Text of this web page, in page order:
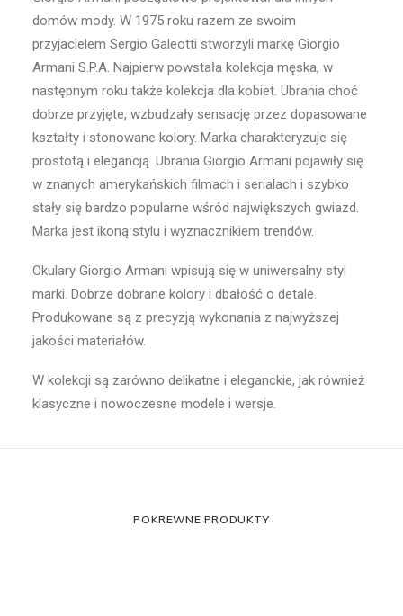
domów mody. W 1975 roku razem ze swoim
przyjacielem Sergio Galeotti stworzyli markę Giorgio
Armani S.P.A. Najpierw powstała kolekcja męska, w
następnym roku także kolekcja dla kobiet. Ubrania choć
dobrze przyjęte, wzbudzały sensację przez dopasowane
kształty i stonowane kolory. Marka charakteryzuje się
prostotą i elegancją. Ubrania Giorgio Armani pojawiły się
w znanych amerykańskich filmach i serialach i szybko
stały się bardzo popularne wśród największych gwiazd.
Marka jest ikoną stylu i wyznacznikiem trendów.
Okulary Giorgio Armani wpisują się w uniwersalny styl
marki. Dobrze dobrane kolory i dbałość o detale.
Produkowane są z precyzją wykonania z najwyższej
jakości materiałów.
W kolekcji są zarówno delikatne i eleganckie, jak również
klasyczne i nowoczesne modele i wersje.
POKREWNE PRODUKTY